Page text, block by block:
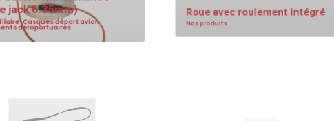
jack 6.35mm)
,Casques départ avion
aéroportuaires
Roue avec roulement intégré